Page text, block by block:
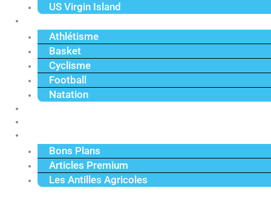
US Virgin Island
Athlétisme
Basket
Cyclisme
Football
Natation
Bons Plans
Articles Premium
Les Antilles Agricoles